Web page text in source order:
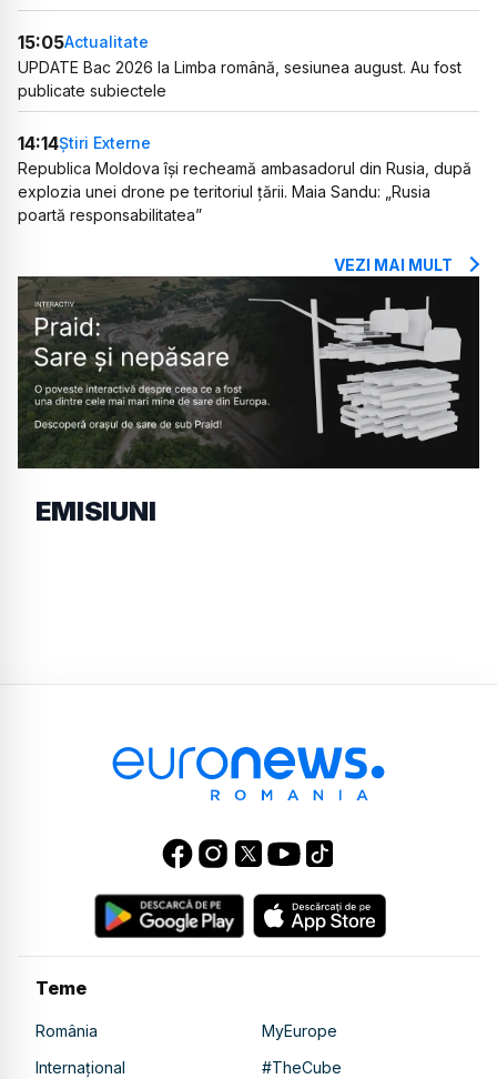
15:05Actualitate
UPDATE Bac 2026 la Limba română, sesiunea august. Au fost
publicate subiectele
14:14Știri Externe
Republica Moldova își recheamă ambasadorul din Rusia, după
explozia unei drone pe teritoriul țării. Maia Sandu: „Rusia
poartă responsabilitatea”
VEZI MAI MULT
EMISIUNI
Teme
România
MyEurope
Internațional
#TheCube